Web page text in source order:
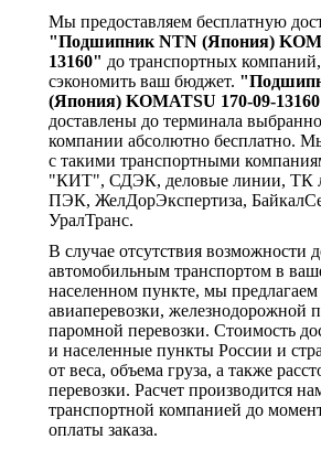
Мы предоставляем бесплатную
"Подшипник NTN (Япония)
13160" до транспортных
сэкономить ваш бюджет.
(Япония) KOMATSU 170-09-
доставлены до терминала
компании абсолютно бесплатно.
с такими транспортными
"КИТ", СДЭК, деловые линии, ТК
ПЭК, ЖелДорЭкспертиза,
УралТранс.
В случае отсутствия возможности
автомобильным транспортом в
населенном пункте, мы
авиаперевозки, железнодорожной
паромной перевозки. Стоимость
и населенные пункты России и
от веса, объема груза, а также
перевозки. Расчет производится
транспортной компанией до
оплаты заказа.